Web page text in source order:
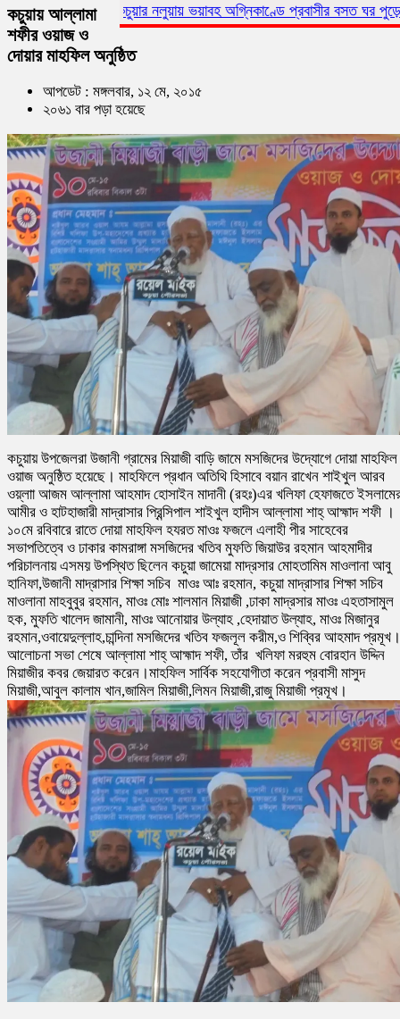
কচুয়ার নলুয়ায় ভয়াবহ অগ্নিকাণ্ডে প্রবাসীর বসত ঘর পুড়ে ছাই,ক্ষয়ক্ষতি ১৫
কচুয়ায় আল্লামা
শফীর ওয়াজ ও
দোয়ার মাহফিল অনুষ্ঠিত
আপডেট : মঙ্গলবার, ১২ মে, ২০১৫
২০৬১ বার পড়া হয়েছে
কচুয়ায় উপজেলরা উজানী গ্রামের মিয়াজী বাড়ি জামে মসজিদের উদ্যোগে দোয়া মাহফিল
ওয়াজ অনুষ্ঠিত হয়েছে। মাহফিলে প্রধান অতিথি হিসাবে বয়ান রাখেন শাইখুল আরব
ওয়্লাা আজম আল্লামা আহমাদ হোসাইন মাদানী (রহঃ)এর খলিফা হেফাজতে
আমীর ও হাটহাজারী মাদ্রাসার প্রিন্সিপাল শাইখুল হাদীস আল্লামা শাহ্ আহ্মাদ শফী ।
১০মে রবিবারে রাতে দোয়া মাহফিল হযরত মাওঃ ফজলে এলাহী পীর সাহেবের
সভাপতিত্বে ও ঢাকার কামরাঙ্গা মসজিদের খতিব মুফতি জিয়াউর রহমান আহমাদীর
পরিচালনায় এসময় উপস্থিত ছিলেন কচুয়া জামেয়া মাদ্রসার মোহতামিম মাওলানা আবু
হানিফা,উজানী মাদ্রাসার শিক্ষা সচিব মাওঃ আঃ রহমান, কচুয়া মাদ্রাসার শিক্ষা সচিব
মাওলানা মাহবুবুর রহমান, মাওঃ মোঃ শালমান মিয়াজী ,ঢাকা মাদ্রসার মাওঃ এহতাসামুল
হক, মুফতি খালেদ জামানী, মাওঃ আনোয়ার উল্যাহ ,হেদায়াত উল্যাহ, মাওঃ মিজানুর
রহমান,ওবায়েদুল্লাহ,চান্দিনা মসজিদের খতিব ফজলূল করীম,ও শিব্বির আহমাদ প্রমূখ।
আলোচনা সভা শেষে আল্লামা শাহ্ আহ্মাদ শফী, তাঁর খলিফা মরহুম বোরহান উদ্দিন
মিয়াজীর কবর জেয়ারত করেন।মাহফিল সার্বিক সহযোগীতা করেন প্রবাসী মাসুদ
মিয়াজী,আবুল কালাম খান,জামিল মিয়াজী,লিমন মিয়াজী,রাজু মিয়াজী প্রমূখ।